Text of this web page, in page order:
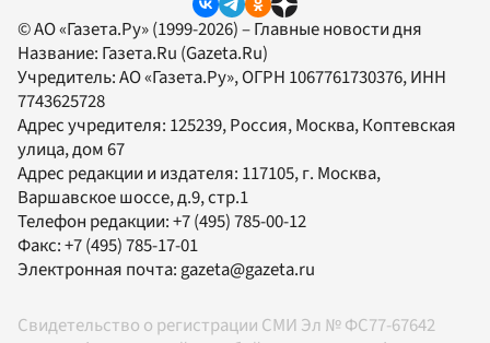
© АО «Газета.Ру» (1999-2026) – Главные новости дня
Название: Газета.Ru (Gazeta.Ru)
Учредитель:АО «Газета.Ру», ОГРН 1067761730376, ИНН
7743625728
Адрес учредителя: 125239, Россия, Москва, Коптевская
улица, дом 67
Адрес редакции и издателя: 117105, г. Москва,
Варшавское шоссе, д.9, стр.1
Телефон редакции:+7 (495) 785-00-12
Факс:+7 (495) 785-17-01
Электронная почта:gazeta@gazeta.ru
Свидетельство о регистрации СМИ Эл № ФС77-67642